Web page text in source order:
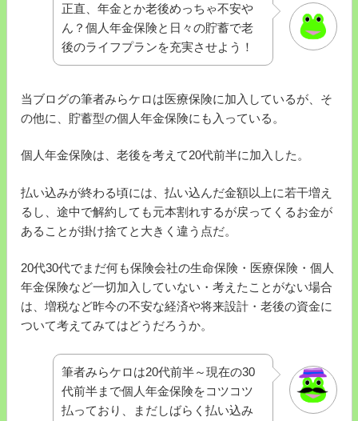
正直、年金とか老後めっちゃ不安や
ん？個人年金保険と日々の貯蓄で老
後のライフプランを充実させよう！
当ブログの筆者みらケロは医療保険に加入しているが、そ
の他に、貯蓄型の個人年金保険にも入っている。
個人年金保険は、老後を考えて20代前半に加入した。
払い込みが終わる頃には、払い込んだ金額以上に若干増え
るし、途中で解約しても元本割れするが戻ってくるお金が
あることが掛け捨てと大きく違う点だ。
20代30代でまだ何も保険会社の生命保険・医療保険・個人
年金保険など一切加入していない・考えたことがない場合
は、増税など昨今の不安な経済や将来設計・老後の資金に
ついて考えてみてはどうだろうか。
筆者みらケロは20代前半～現在の30
代前半まで個人年金保険をコツコツ
払っており、まだしばらく払い込み